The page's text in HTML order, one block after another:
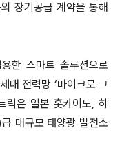
장기공급 계약을 통해
한 스마트 솔루션으로
대 전력망 ‘마이크로 그
릭은 일본 홋카이도, 하
대규모 태양광 발전소